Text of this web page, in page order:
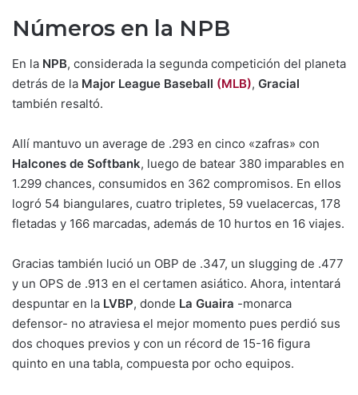
Números en la NPB
En la NPB, considerada la segunda competición del planeta
detrás de la Major League Baseball (MLB), Gracial
también resaltó.
Allí mantuvo un average de .293 en cinco «zafras» con
Halcones de Softbank, luego de batear 380 imparables en
1.299 chances, consumidos en 362 compromisos. En ellos
logró 54 biangulares, cuatro tripletes, 59 vuelacercas, 178
fletadas y 166 marcadas, además de 10 hurtos en 16 viajes.
Gracias también lució un OBP de .347, un slugging de .477
y un OPS de .913 en el certamen asiático. Ahora, intentará
despuntar en la LVBP, donde La Guaira -monarca
defensor- no atraviesa el mejor momento pues perdió sus
dos choques previos y con un récord de 15-16 figura
quinto en una tabla, compuesta por ocho equipos.